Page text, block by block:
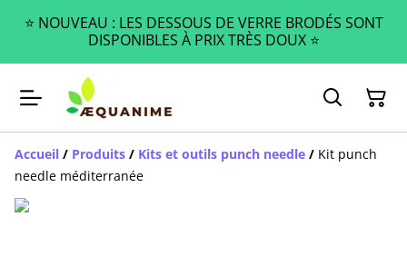
⭐️ NOUVEAU : LES DESSOUS DE VERRE BRODÉS SONT
DISPONIBLES À PRIX TRÈS DOUX ⭐️
Accueil / Produits / Kits et outils punch needle / Kit punch
needle méditerranée